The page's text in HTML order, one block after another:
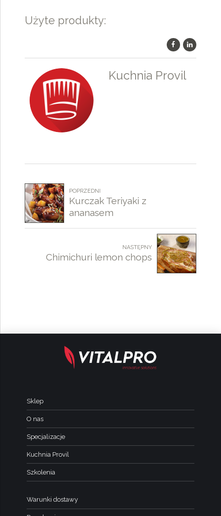
0
9
0
6
8
9
0
Użyte produkty:
Kuchnia Provil
POPRZEDNI
Kurczak Teriyaki z
ananasem
NASTĘPNY
Chimichuri lemon chops
Sklep
O nas
Specjalizacje
Kuchnia Provil
Szkolenia
Warunki dostawy